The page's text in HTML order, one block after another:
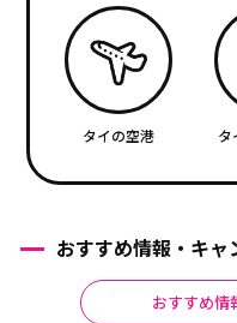
タイの空港 タ
おすすめ情報・キャ
おすすめ情